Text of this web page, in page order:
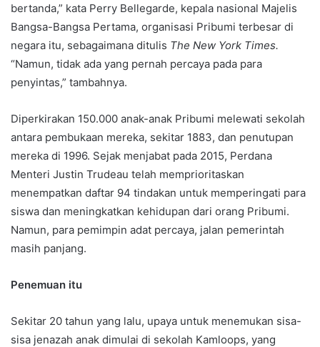
bertanda,” kata Perry Bellegarde, kepala nasional Majelis
Bangsa-Bangsa Pertama, organisasi Pribumi terbesar di
negara itu, sebagaimana ditulis The New York Times.
“Namun, tidak ada yang pernah percaya pada para
penyintas,” tambahnya.
Diperkirakan 150.000 anak-anak Pribumi melewati sekolah
antara pembukaan mereka, sekitar 1883, dan penutupan
mereka di 1996. Sejak menjabat pada 2015, Perdana
Menteri Justin Trudeau telah memprioritaskan
menempatkan daftar 94 tindakan untuk memperingati para
siswa dan meningkatkan kehidupan dari orang Pribumi.
Namun, para pemimpin adat percaya, jalan pemerintah
masih panjang.
Penemuan itu
Sekitar 20 tahun yang lalu, upaya untuk menemukan sisa-
sisa jenazah anak dimulai di sekolah Kamloops, yang